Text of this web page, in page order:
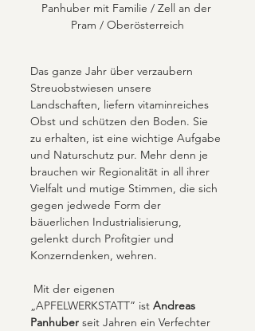
Panhuber mit Familie / Zell an der
Pram / Oberösterreich
Das ganze Jahr über verzaubern
Streuobstwiesen unsere
Landschaften, liefern vitaminreiches
Obst und schützen den Boden. Sie
zu erhalten, ist eine wichtige Aufgabe
und Naturschutz pur. Mehr denn je
brauchen wir Regionalität in all ihrer
Vielfalt und mutige Stimmen, die sich
gegen jedwede Form der
bäuerlichen Industrialisierung,
gelenkt durch Profitgier und
Konzerndenken, wehren.
„APFELWERKSTATT” ist Andreas
Panhuber seit Jahren ein Verfechter